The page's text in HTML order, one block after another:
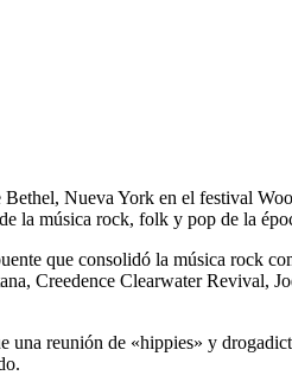
Nueva York en el festival
la música rock, folk y pop de la
que consolidó la música rock
Creedence Clearwater Revival,
reunión de «hippies» y